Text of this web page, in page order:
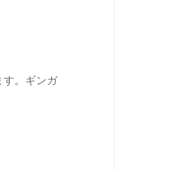
す。ギンガ